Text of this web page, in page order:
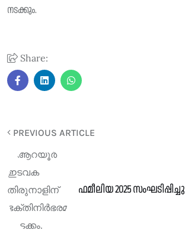
നടക്കും.
Share:
PREVIOUS ARTICLE
ഫമീലിയ 2025 സംഘടിപ്പിച്ചു